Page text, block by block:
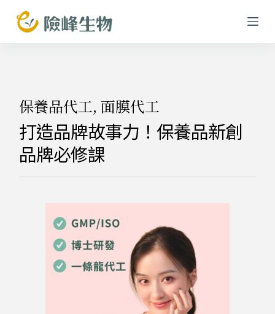
跳
至
保養品代工,面膜代工
打造品牌故事力！保養品新創
品牌必修課